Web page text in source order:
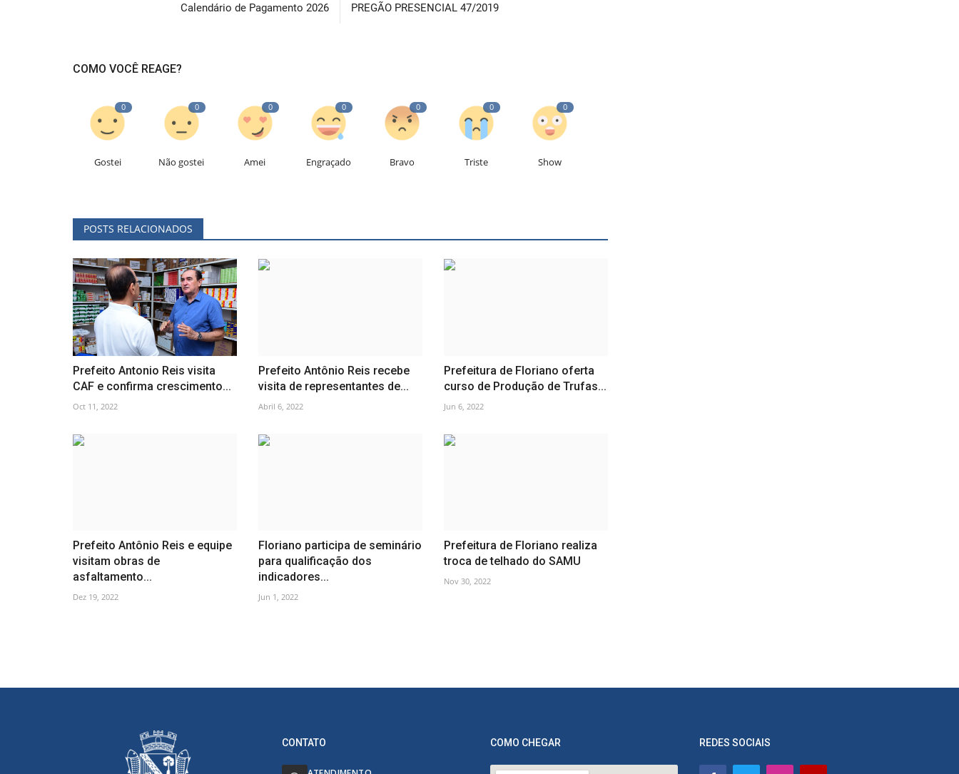
Calendário de Pagamento 2026 PREGÃO PRESENCIAL 47/2019
COMO VOCÊ REAGE?
0
Gostei
0
Não gostei
0
Amei
0
Engraçado
0
Bravo
0
Triste
0
Show
POSTS RELACIONADOS
Prefeito Antonio Reis visita
CAF e confirma crescimento...
Oct 11, 2022
Prefeito Antônio Reis recebe
visita de representantes de...
Abril 6, 2022
Prefeitura de Floriano oferta
curso de Produção de Trufas...
Jun 6, 2022
Prefeito Antônio Reis e equipe
visitam obras de
asfaltamento...
Dez 19, 2022
Floriano participa de seminário
para qualificação dos
indicadores...
Jun 1, 2022
Prefeitura de Floriano realiza
troca de telhado do SAMU
Nov 30, 2022
CONTATO COMO CHEGAR REDES SOCIAIS